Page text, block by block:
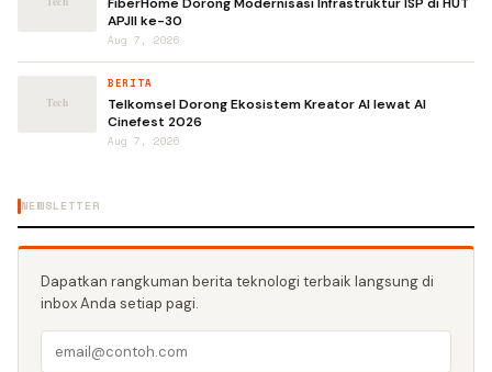
APJII ke-30
Aug 7, 2026
BERITA
Telkomsel Dorong Ekosistem Kreator AI lewat AI
Cinefest 2026
Aug 7, 2026
NEWSLETTER
Dapatkan rangkuman berita teknologi terbaik langsung di
inbox Anda setiap pagi.